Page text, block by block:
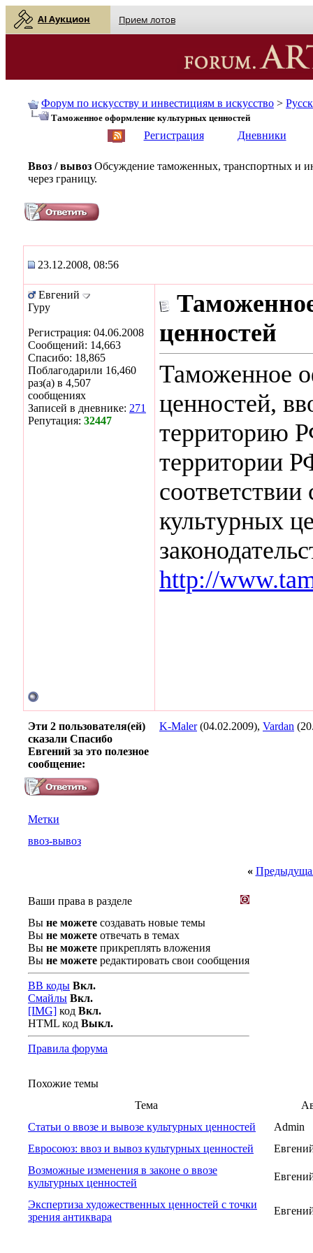
AI Аукцион Прием лотов
Форум по искусству и инвестициям в искусство >
Таможенное оформление культурных ценностей
Регистрация Дневники
Ввоз / вывоз Обсуждение таможенных, транспортных и
через границу.
23.12.2008, 08:56
Евгений
Гуру
Регистрация: 04.06.2008
Сообщений: 14,663
Спасибо: 18,865
Поблагодарили 16,460
раз(а) в 4,507
сообщениях
Записей в дневнике: 271
Репутация: 32447
ценностей
Таможенное
ценностей,
территорию
территории
культурных
http://
Эти 2 пользователя(ей)
сказали Спасибо
Евгений за это полезное
сообщение:
K-Maler(04.02.2009), Vardan
Метки
ввоз-вывоз
«
Ваши права в разделе
Вы не можете создавать новые темы
Вы не можете отвечать в темах
Вы не можете прикреплять вложения
Вы не можете редактировать свои сообщения
BB коды Вкл.
Смайлы Вкл.
[IMG] код Вкл.
HTML код Выкл.
Правила форума
Похожие темы
Тема
Статьи о ввозе и вывозе культурных ценностей
Admin
Евросоюз: ввоз и вывоз культурных ценностей
Возможные изменения в законе о ввозе
культурных ценностей
Экспертиза художественных ценностей с точки
зрения антиквара